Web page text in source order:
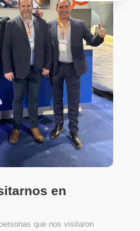
en
que nos visitaron